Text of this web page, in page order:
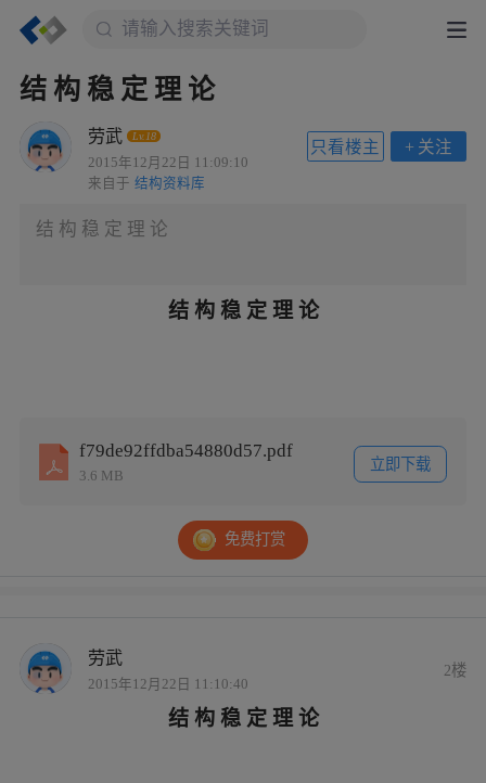
结 构 稳 定 理 论
劳武 Lv.18
2015年12月22日 11:09:10
来自于 结构资料库
+ 关注
只看楼主
结 构 稳 定 理 论
结 构 稳 定 理 论
f79de92ffdba54880d57.pdf
3.6 MB
立即下载
免费打赏
劳武
2015年12月22日 11:10:40
2楼
结 构 稳 定 理 论